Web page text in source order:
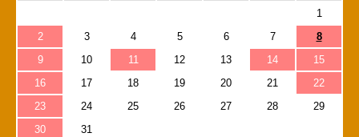
1
2
3 4 5 6 7
8
9
10 11 12 13 14
15
16
17 18 19 20 21
22
23
24 25 26 27 28
29
30
31